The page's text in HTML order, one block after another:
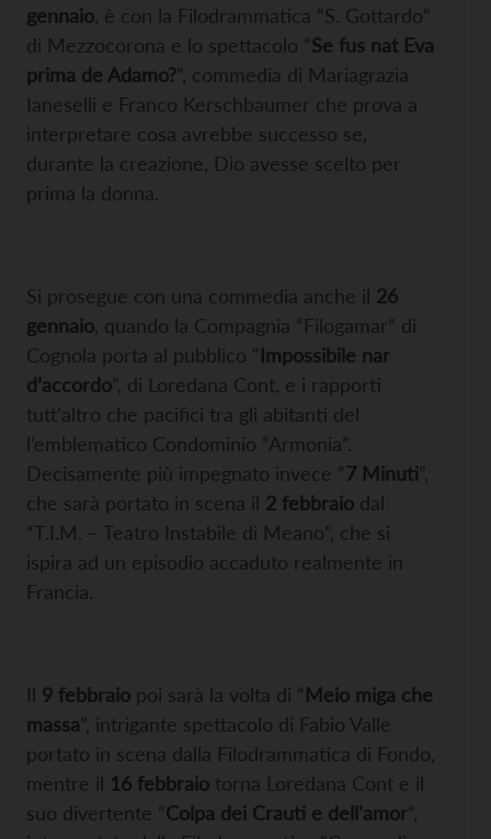
gennaio , è con la Filodrammatica “S. Gottardo”
di Mezzocorona e lo spettacolo “Se fus nat Eva
prima de Adamo?”, commedia di Mariagrazia
Ianeselli e Franco Kerschbaumer che prova a
interpretare cosa avrebbe successo se,
durante la creazione, Dio avesse scelto per
prima la donna.
Si prosegue con una commedia anche il 26
gennaio , quando la Compagnia “Filogamar” di
Cognola porta al pubblico “Impossibile nar
d’accordo”, di Loredana Cont, e i rapporti
tutt’altro che pacifici tra gli abitanti del
l’emblematico Condominio “Armonia”.
Decisamente più impegnato invece “7 Minuti”,
che sarà portato in scena il 2 febbraio dal
“T.I.M. – Teatro Instabile di Meano”, che si
ispira ad un episodio accaduto realmente in
Francia.
Il 9 febbraio poi sarà la volta di “Meio miga che
massa”, intrigante spettacolo di Fabio Valle
portato in scena dalla Filodrammatica di Fondo,
mentre il 16 febbraio torna Loredana Cont e il
suo divertente “Colpa dei Crauti e dell’amor”,